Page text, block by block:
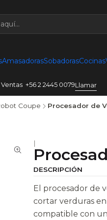
AmasadorasSobadorasCocinas
+56 2 2445 0079Llamar
Coupe Procesador de
|
DESCRIPCIÓN
El procesador de
cortar verduras
compatible con